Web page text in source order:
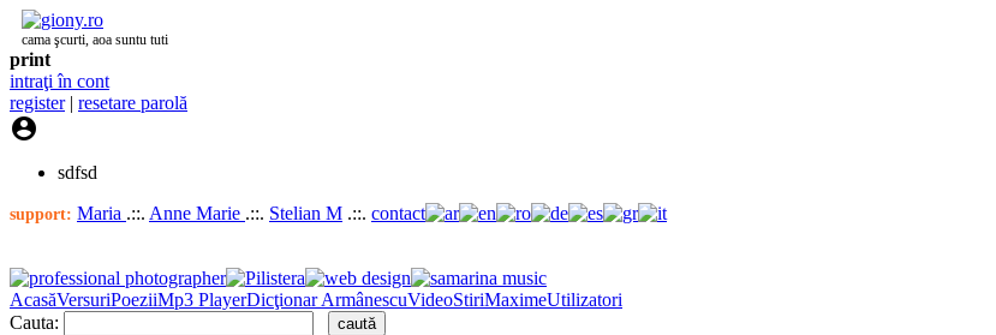
cama şcurti, aoa suntu tuti
print
intraţi în cont
register| resetare parolă

sdfsd
support: Maria .::. Anne Marie .::. Stelian M .::. contact
AcasăVersuriPoeziiMp3 PlayerDicţionar ArmânescuVideoStiriMaximeUtilizatori
Cauta: